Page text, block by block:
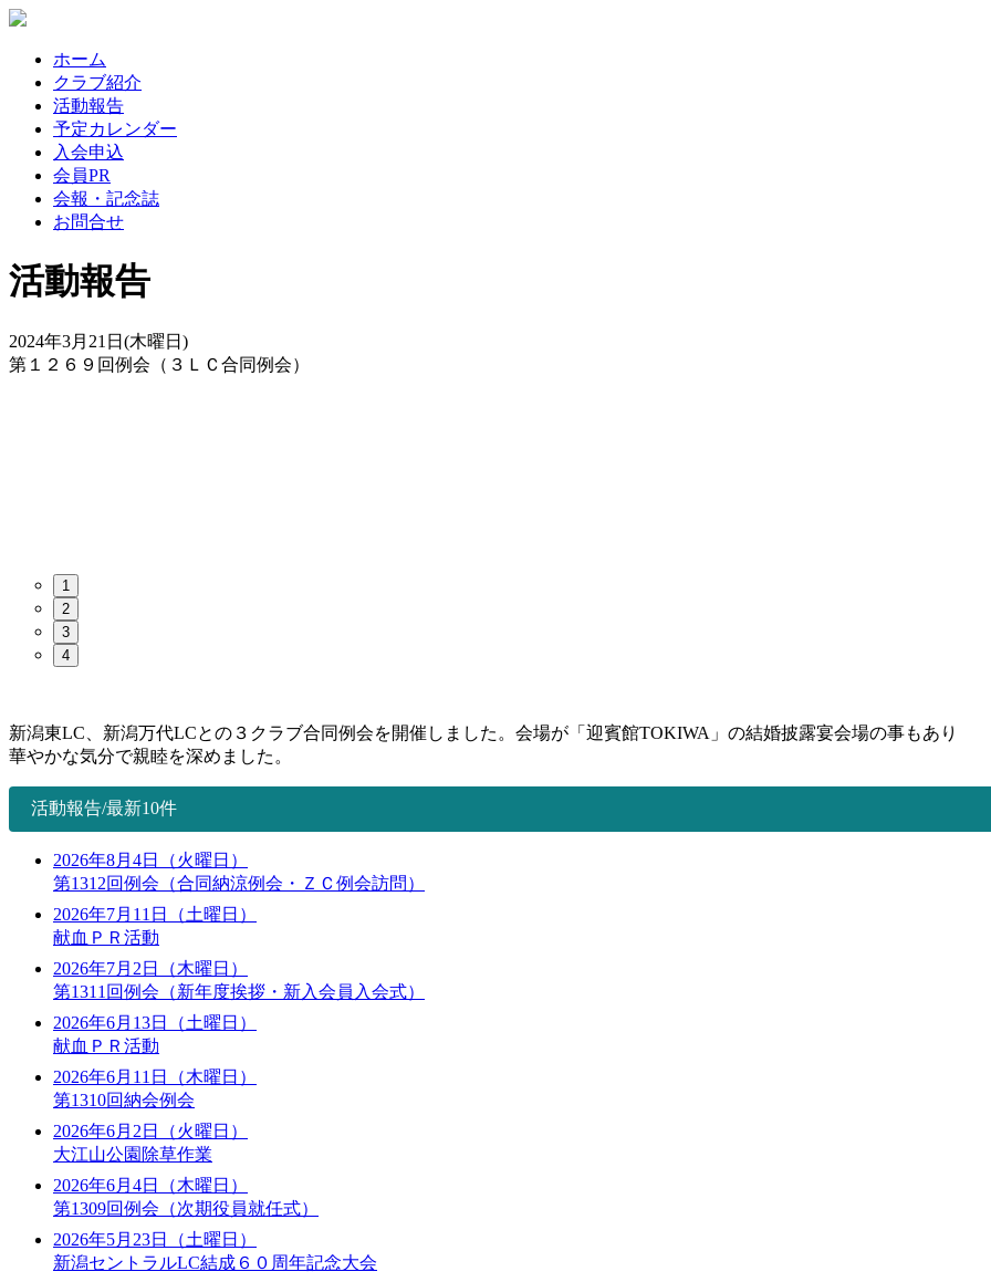
ホーム
クラブ紹介
活動報告
予定カレンダー
入会申込
会員PR
会報・記念誌
お問合せ
活動報告
2024年3月21日(木曜日)
第１２６９回例会（３ＬＣ合同例会）
1
2
3
4
新潟東LC、新潟万代LCとの３クラブ合同例会を開催しました。会場が「迎賓館TOKIWA」の結婚披露宴会場の事もあり
華やかな気分で親睦を深めました。
活動報告/最新10件
2026年8月4日（火曜日）
第1312回例会（合同納涼例会・ＺＣ例会訪問）
2026年7月11日（土曜日）
献血ＰＲ活動
2026年7月2日（木曜日）
第1311回例会（新年度挨拶・新入会員入会式）
2026年6月13日（土曜日）
献血ＰＲ活動
2026年6月11日（木曜日）
第1310回納会例会
2026年6月2日（火曜日）
大江山公園除草作業
2026年6月4日（木曜日）
第1309回例会（次期役員就任式）
2026年5月23日（土曜日）
新潟セントラルLC結成６０周年記念大会